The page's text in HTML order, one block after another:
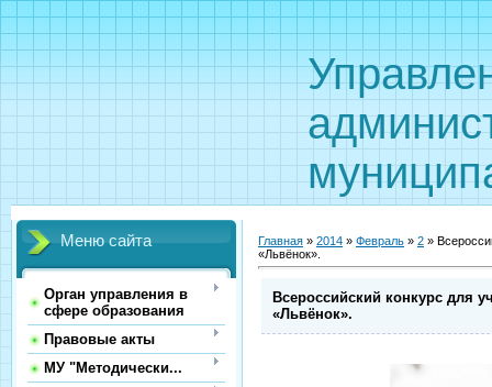
Меню сайта
Орган управления в
сфере образования
Правовые акты
МУ "Методически...
Главная » 2014 » Февраль » 2 »
«Львёнок».
Всероссийский конкурс для
«Львёнок».